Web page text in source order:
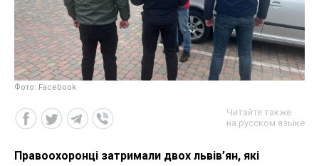
Фото: Facebook
Читайте также
на русском языке
Правоохоронці затримали двох львів’ян, які